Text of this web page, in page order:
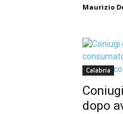
Maurizio
Calabria
dopo